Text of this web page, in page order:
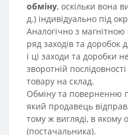
обміну, оскільки вона
д.) індивідуально під
Аналогічно з
ряд заходів та доробок
і ці заходи та доробки
зворотній
товару на склад.
Обміну та поверненню
який продавець
тому ж вигляді, в якому
(постачальника).